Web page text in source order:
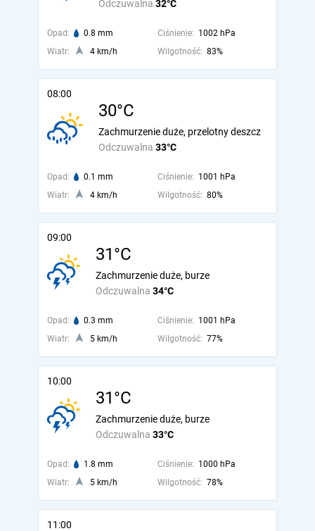
Odczuwalna 32°C
Opad: 0.8 mm Ciśnienie: 1002 hPa
Wiatr:
4 km/h Wilgotność: 83%
08:00
30°C
Odczuwalna 33°C
Zachmurzenie duże, przelotny deszcz
Opad: 0.1 mm Ciśnienie: 1001 hPa
Wiatr:
4 km/h Wilgotność: 80%
09:00
31°C
Odczuwalna 34°C
Zachmurzenie duże, burze
Opad: 0.3 mm Ciśnienie: 1001 hPa
Wiatr:
5 km/h Wilgotność: 77%
10:00
31°C
Odczuwalna 33°C
Zachmurzenie duże, burze
Opad: 1.8 mm Ciśnienie: 1000 hPa
Wiatr:
5 km/h Wilgotność: 78%
11:00